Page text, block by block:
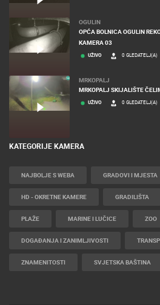
OGULIN
OPĆA BOLNICA OGULIN
KAMERA 03
UŽIVO 0 GLEDATELJ(A)
MRKOPALJ
MRKOPALJ SKIJALIŠTE
UŽIVO 0 GLEDATELJ(A)
KATEGORIJE KAMERA
NAJBOLJE S WEBA GRADOVI I MJESTA
HD - OKRETNE KAMERE GRADILIŠTA
PLAŽE MARINE I LUČICE ZOO
DOGAĐANJA I ZANIMLJIVOSTI
ZNAMENITOSTI SVJETSKA BAŠTINA